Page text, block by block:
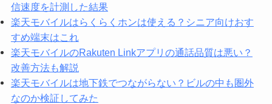
信速度を計測した結果
楽天モバイルはらくらくホンは使える？シニア向けおす
すめ端末はこれ
楽天モバイルのRakuten Linkアプリの通話品質は悪い？
改善方法も解説
楽天モバイルは地下鉄でつながらない？ビルの中も圏外
なのか検証してみた